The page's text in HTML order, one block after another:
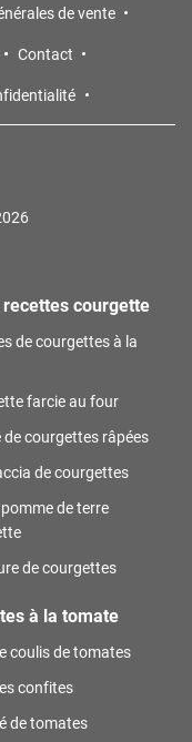
de vente
Contact
recettes courgette
de courgettes à la
farcie au four
de courgettes râpées
de courgettes
de terre
de courgettes
à la tomate
coulis de tomates
confites
de tomates